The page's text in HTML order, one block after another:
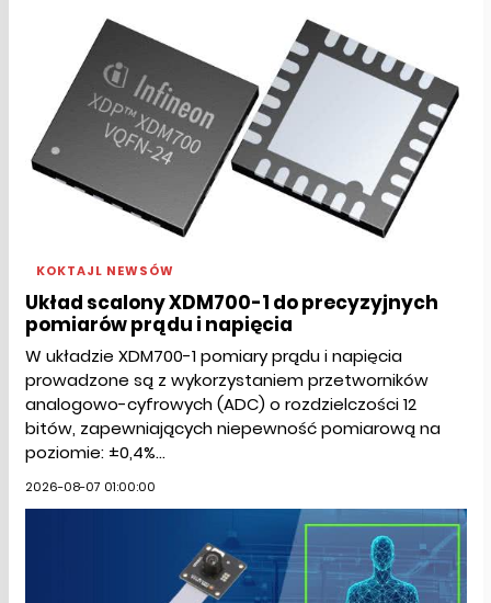
KOKTAJL NEWSÓW
Układ scalony XDM700-1 do precyzyjnych
pomiarów prądu i napięcia
W układzie XDM700-1 pomiary prądu i napięcia
prowadzone są z wykorzystaniem przetworników
analogowo-cyfrowych (ADC) o rozdzielczości 12
bitów, zapewniających niepewność pomiarową na
poziomie: ±0,4%...
2026-08-07 01:00:00